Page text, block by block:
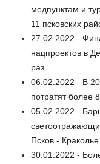
медпунктам и
11 псковских
27.02.2022 -
нацпроектов в
раз
06.02.2022 - В
потратят более
05.02.2022 -
Псков - Краколье
30.01.2022 -